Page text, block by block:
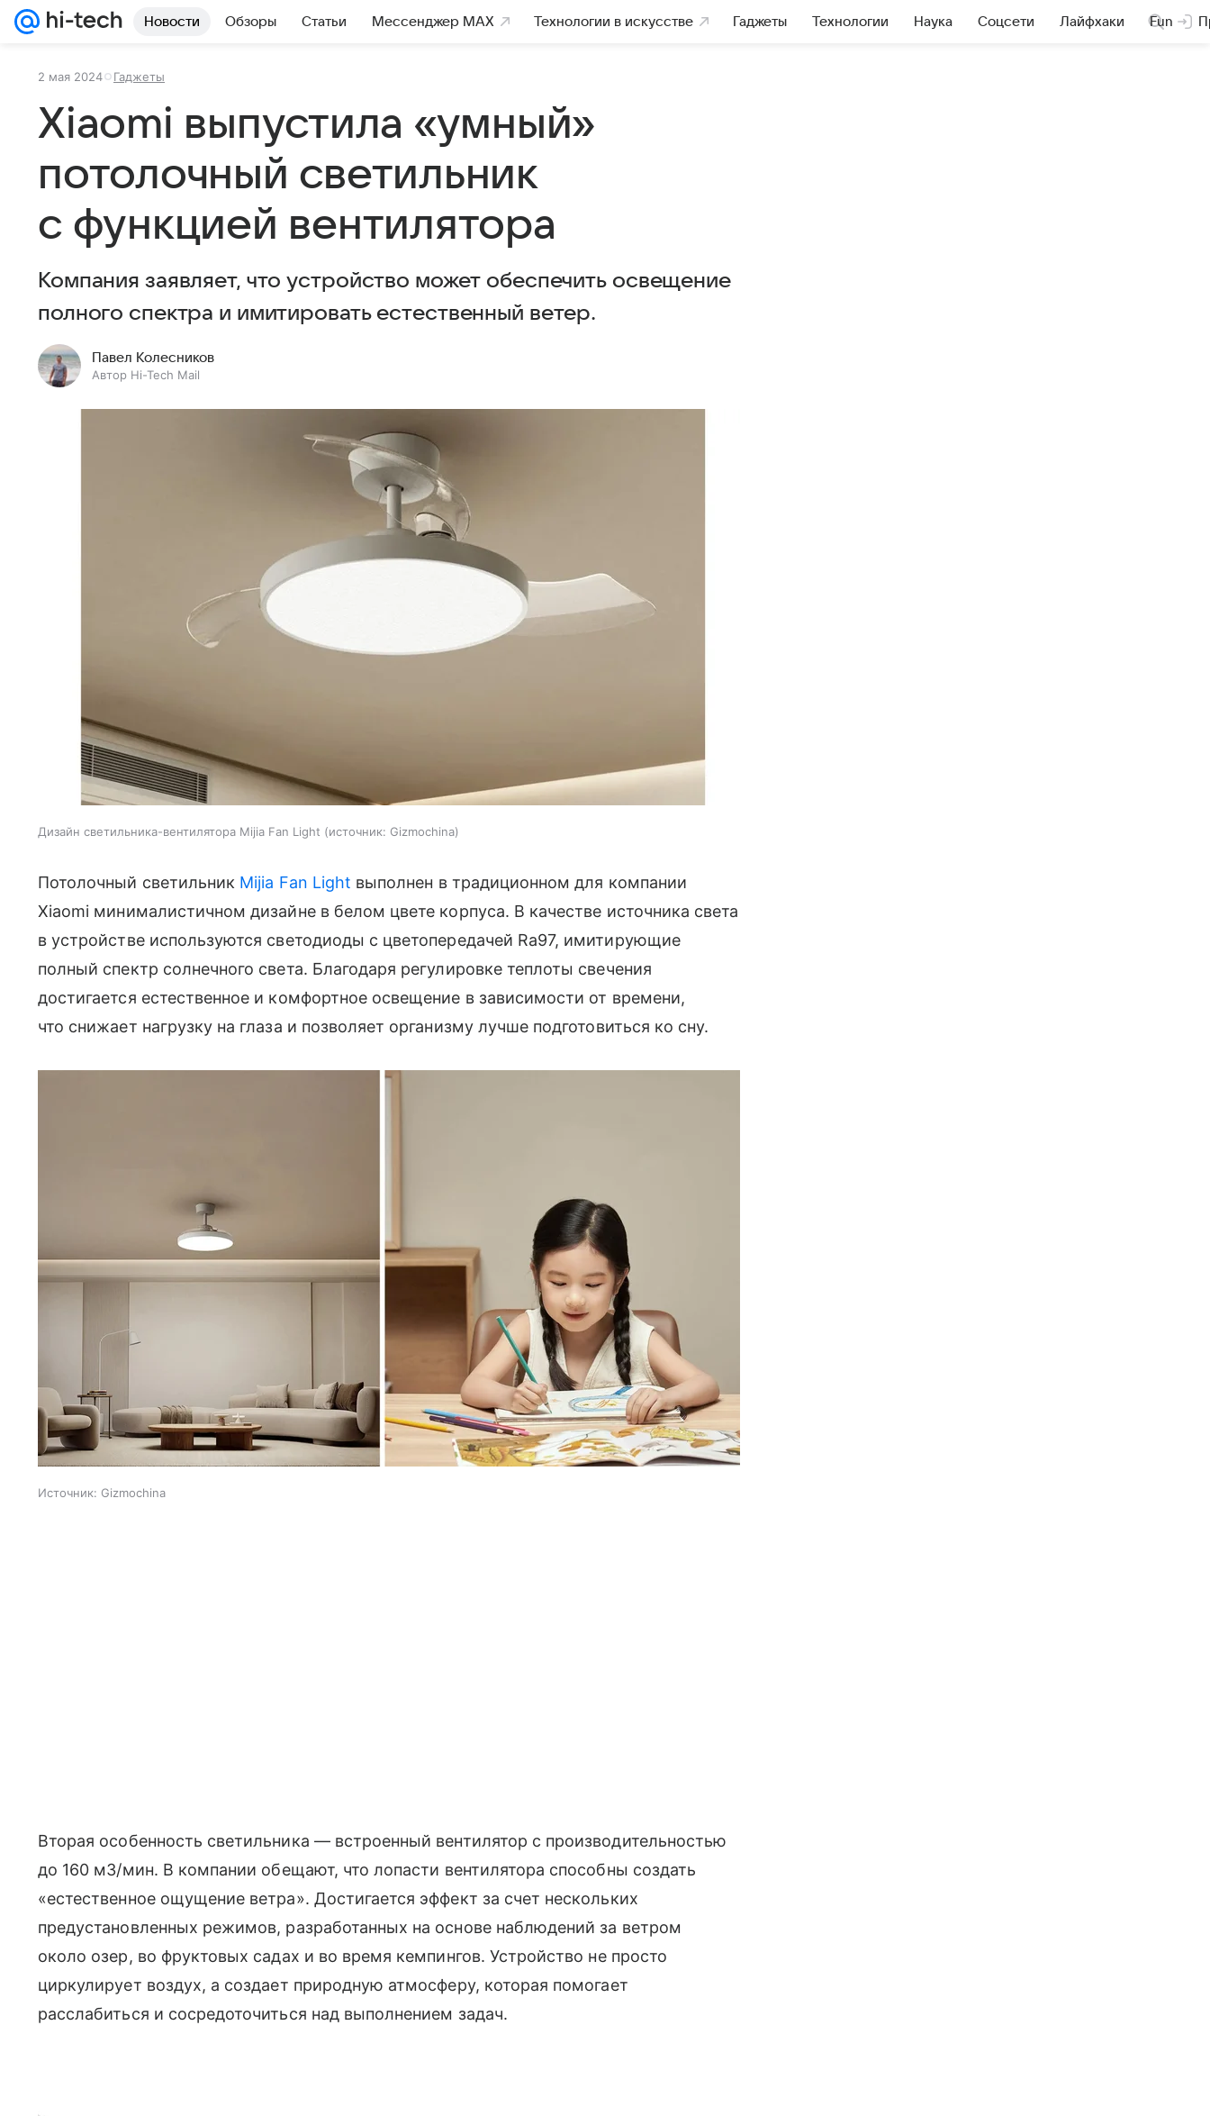
Новости Обзоры Статьи Мессенджер MAX Технологии в искусстве Гаджеты Технологии Наука Соцсети Лайфхаки Fun
2 мая 2024 Гаджеты
Xiaomi выпустила «умный»
потолочный светильник
с функцией вентилятора
Компания заявляет, что устройство может обеспечить освещение
полного спектра и имитировать естественный ветер.
Павел Колесников
Автор Hi-Tech Mail
Дизайн светильника-вентилятора Mijia Fan Light источник: Gizmochina
Потолочный светильник Mijia Fan Light выполнен в традиционном для компании
Xiaomi минималистичном дизайне в белом цвете корпуса. В качестве источника света
в устройстве используются светодиоды с цветопередачей Ra97, имитирующие
полный спектр солнечного света. Благодаря регулировке теплоты свечения
достигается естественное и комфортное освещение в зависимости от времени,
что снижает нагрузку на глаза и позволяет организму лучше подготовиться ко сну.
Источник: Gizmochina
Вторая особенность светильника — встроенный вентилятор с производительностью
до 160 м3/мин. В компании обещают, что лопасти вентилятора способны создать
«естественное ощущение ветра». Достигается эффект за счет нескольких
предустановленных режимов, разработанных на основе наблюдений за ветром
около озер, во фруктовых садах и во время кемпингов. Устройство не просто
циркулирует воздух, а создает природную атмосферу, которая помогает
расслабиться и сосредоточиться над выполнением задач.